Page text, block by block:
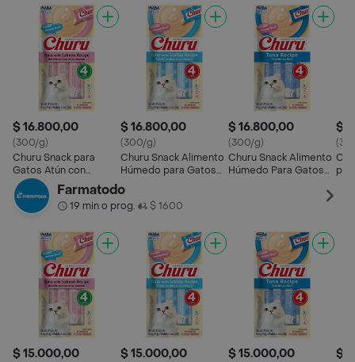
$ 16.800,00
(300/g)
Churu Snack para
Gatos Atún con
Salmón Pack 4x14g
$ 16.800,00
(300/g)
Churu Snack Alimento
Húmedo para Gatos
4x14g
$ 16.800,00
(300/g)
Churu Snack Alimento
Húmedo Para Gatos
$
Farmatodo
19 min o prog.• $ 1600
$ 15.000,00 $ 15.000,00 $ 15.000,00 $